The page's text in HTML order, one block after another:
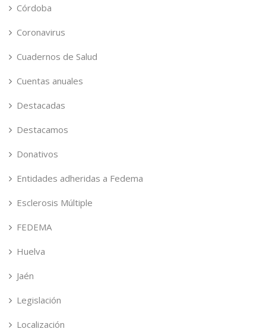
Córdoba
Coronavirus
Cuadernos de Salud
Cuentas anuales
Destacadas
Destacamos
Donativos
Entidades adheridas a Fedema
Esclerosis Múltiple
FEDEMA
Huelva
Jaén
Legislación
Localización